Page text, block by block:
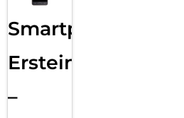
Smartphone
Ersteinrichtung
–